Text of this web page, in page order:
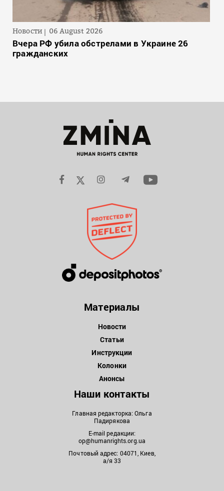
Новости 06 August 2026
Вчера РФ убила обстрелами в Украине 26
гражданских
Материалы
Новости
Статьи
Инструкции
Колонки
Анонсы
Наши контакты
Главная редакторка: Ольга
Падирякова
E-mail редакции:
op@humanrights.org.ua
Почтовый адрес: 04071, Киев,
а/я 33